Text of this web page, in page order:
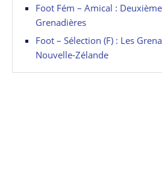
Foot Fém – Amical :
Grenadières
Foot – Sélection (F) : Les
Nouvelle-Zélande